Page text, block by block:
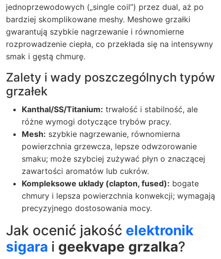
jednoprzewodowych („single coil”) przez dual, aż po
bardziej skomplikowane meshy. Meshowe grzałki
gwarantują szybkie nagrzewanie i równomierne
rozprowadzenie ciepła, co przekłada się na intensywny
smak i gęstą chmurę.
Zalety i wady poszczególnych typów
grzałek
Kanthal/SS/Titanium: trwałość i stabilność, ale
różne wymogi dotyczące trybów pracy.
Mesh: szybkie nagrzewanie, równomierna
powierzchnia grzewcza, lepsze odwzorowanie
smaku; może szybciej zużywać płyn o znaczącej
zawartości aromatów lub cukrów.
Kompleksowe układy (clapton, fused): bogate
chmury i lepsza powierzchnia konwekcji; wymagają
precyzyjnego dostosowania mocy.
Jak ocenić jakość elektronik
sigara i geekvape grzalka?